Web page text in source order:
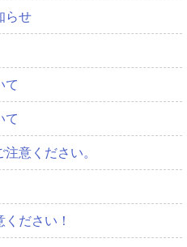
らせ
て
て
意ください。
ださい！